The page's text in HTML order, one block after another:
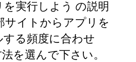
実行しよう の説明
サイトからアプリを
る頻度に合わせ
を選んで下さい。